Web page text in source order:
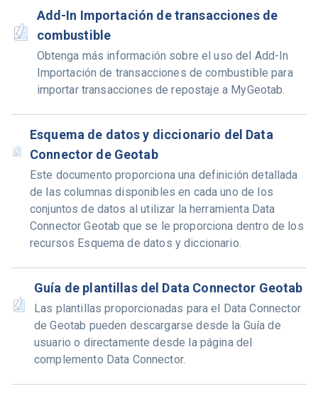
Add-In Importación de transacciones de
combustible
Obtenga más información sobre el uso del Add-In
Importación de transacciones de combustible para
importar transacciones de repostaje a MyGeotab.
Esquema de datos y diccionario del Data
Connector de Geotab
Este documento proporciona una definición detallada
de las columnas disponibles en cada uno de los
conjuntos de datos al utilizar la herramienta Data
Connector Geotab que se le proporciona dentro de los
recursos Esquema de datos y diccionario.
Guía de plantillas del Data Connector Geotab
Las plantillas proporcionadas para el Data Connector
de Geotab pueden descargarse desde la Guía de
usuario o directamente desde la página del
complemento Data Connector.